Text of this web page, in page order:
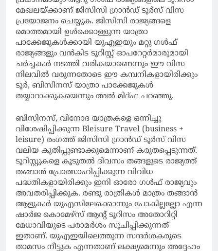
മേഖലയ്ക്കാണ് ജിസിസി ഗ്രാന്‍ഡ് ടൂര്‍സ് വിസ
പ്രയോജനം ചെയ്യുക. ജിസിസി രാജ്യങ്ങളെ
മൊത്തമായി ഉള്‍ക്കൊള്ളുന്ന യാത്രാ
പാക്കേജുകള്‍ക്കായി യുഎഇയും മറ്റു ഗള്‍ഫ്
രാജ്യങ്ങളും വന്‍കിട ടൂറിസ്റ്റ് ഓപറേറ്റര്‍മാരുമായി
ചര്‍ച്ചകള്‍ നടത്തി വരികയാണെന്നും ഈ വിസ
നിലവില്‍ വരുന്നതോടെ ഈ കമ്പനികളായിരിക്കും
ടൂര്‍, ബിസിനസ് യാത്രാ പാക്കേജുകള്‍
തയ്യാറാക്കുകയെന്നും അല്‍ മിദ്ഫ പറഞ്ഞു.
ബിസിനസ്, വിനോദ യാത്രകളെ ഒന്നിച്ചു
വിശേഷിപ്പിക്കുന്ന Bleisure Travel (business +
leisure) രംഗത്ത് ജിസിസി ഗ്രാന്‍ഡ് ടൂര്‍സ് വിസ
വലിയ കുതിപ്പുണ്ടാക്കുമെന്നാണ് കരുതപ്പെടുന്നത്.
ടൂറിസ്റ്റുകളെ കൂടുതല്‍ ദിവസം തങ്ങളുടെ രാജ്യത്ത്
തങ്ങാന്‍ പ്രോത്സാഹിപ്പിക്കുന്ന വിവിധ
പദ്ധതികളായിരിക്കും ഇനി ഓരോ ഗള്‍ഫ് രാജ്യവും
അവതരിപ്പിക്കുക. രണ്ടു രാത്രികള്‍ മാത്രം തങ്ങാന്‍
ആളുകള്‍ യുഎസിലേക്കൊന്നും പോകില്ലല്ലോ എന്ന
ഷാര്‍ജ കൊമേഴ്‌സ് ആന്റ് ടൂറിസം അതോറിറ്റി
മേധാവിയുടെ പരാമര്‍ശം സൂചിപ്പിക്കുന്നത്
ഇതാണ്. യുഎഇയിലെത്തുന്ന സന്ദര്‍ശകരുടെ
താമസം നീട്ടുക എന്നതാണ് ലക്ഷ്യമെന്നും അദ്ദേഹം